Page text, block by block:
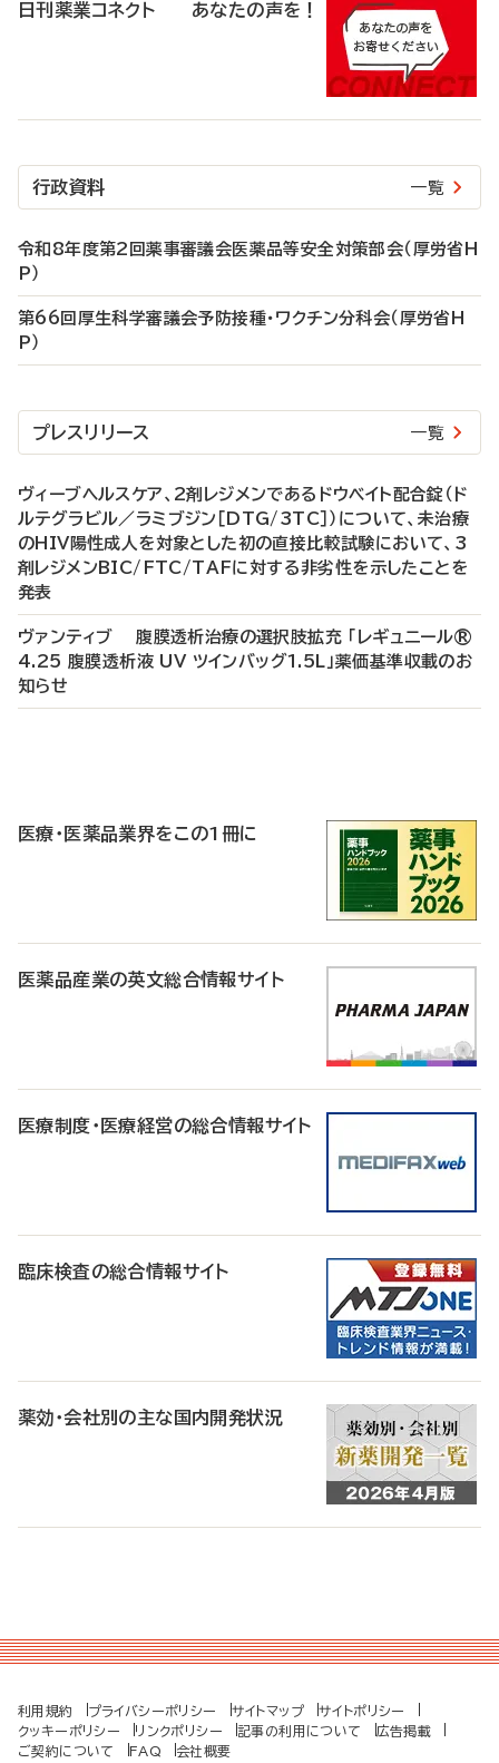
日刊薬業コネクト あなたの声を！
行政資料 一覧
令和8年度第2回薬事審議会医薬品等安全対策部会（厚労省H
P）
第66回厚生科学審議会予防接種・ワクチン分科会（厚労省H
P）
プレスリリース 一覧
ヴィーブヘルスケア、2剤レジメンであるドウベイト配合錠（ド
ルテグラビル／ラミブジン［DTG/3TC］）について、未治療
のHIV陽性成人を対象とした初の直接比較試験において、3
剤レジメンBIC/FTC/TAFに対する非劣性を示したことを
発表
ヴァンティブ 腹膜透析治療の選択肢拡充 「レギュニール®
4.25 腹膜透析液 UV ツインバッグ1.5L」薬価基準収載のお
知らせ
医療・医薬品業界をこの1冊に
医薬品産業の英文総合情報サイト
医療制度・医療経営の総合情報サイト
臨床検査の総合情報サイト
薬効・会社別の主な国内開発状況
利用規約 プライバシーポリシー サイトマップ
サイトポリシー
クッキーポリシー
リンクポリシー 記事の利用について
広告掲載
ご契約について
FAQ 会社概要